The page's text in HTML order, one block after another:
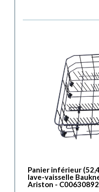
Panier inférieur
lave-vaisselle
Ariston - C00630892